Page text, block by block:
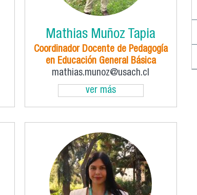
Mathias Muñoz Tapia
Coordinador Docente de Pedagogía
en Educación General Básica
mathias.munoz@usach.cl
ver más